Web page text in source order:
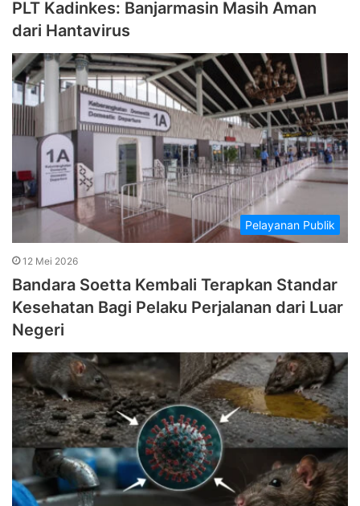
PLT Kadinkes: Banjarmasin Masih Aman
dari Hantavirus
Pelayanan Publik
12 Mei 2026
Bandara Soetta Kembali Terapkan Standar
Kesehatan Bagi Pelaku Perjalanan dari Luar
Negeri